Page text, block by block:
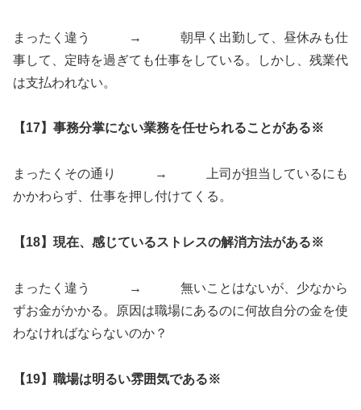
まったく違う → 朝早く出勤して、昼休みも仕
事して、定時を過ぎても仕事をしている。しかし、残業代
は支払われない。
【17】事務分掌にない業務を任せられることがある※
まったくその通り → 上司が担当しているにも
かかわらず、仕事を押し付けてくる。
【18】現在、感じているストレスの解消方法がある※
まったく違う → 無いことはないが、少なから
ずお金がかかる。原因は職場にあるのに何故自分の金を使
わなければならないのか？
【19】職場は明るい雰囲気である※